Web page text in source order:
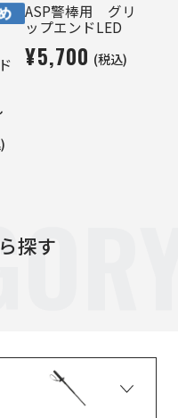
ASP警棒用 グリ
ップエンドLED
¥5,700 (税込)
探す